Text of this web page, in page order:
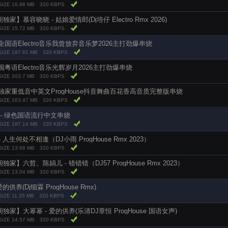
16.98 MB 320 KBPS
独家】慕容晓晓 - 姑娘爱情郎(Dj培仔 Electro Rmx 2026)
15.72 MB 320 KBPS
国语Electro音乐我曾放弃音乐梦2026主打劲爆串烧
187.61 MB 320 KBPS
粤语Electro音乐光辉岁月2026主打劲爆串烧
203.7 MB 320 KBPS
家重低音中英文ProgHouse抖音舞曲百花香高音质完整版串烧
163.47 MB 320 KBPS
绿色国语流行中文串烧
187.14 MB 320 KBPS
人生何处不相逢（DJ小雨 ProgHouse Rmx 2023）
13.68 MB 320 KBPS
独家】六哲、陈娟儿 - 错错错（DJ57 ProgHouse Rmx 2023）
13.04 MB 320 KBPS
的供养(Dj细霖 ProgHouse Rmx)
11.35 MB 320 KBPS
独家】大幂幂 - 爱的供养(乐清DJ章恒 ProgHouse 国语女声)
14.57 MB 320 KBPS